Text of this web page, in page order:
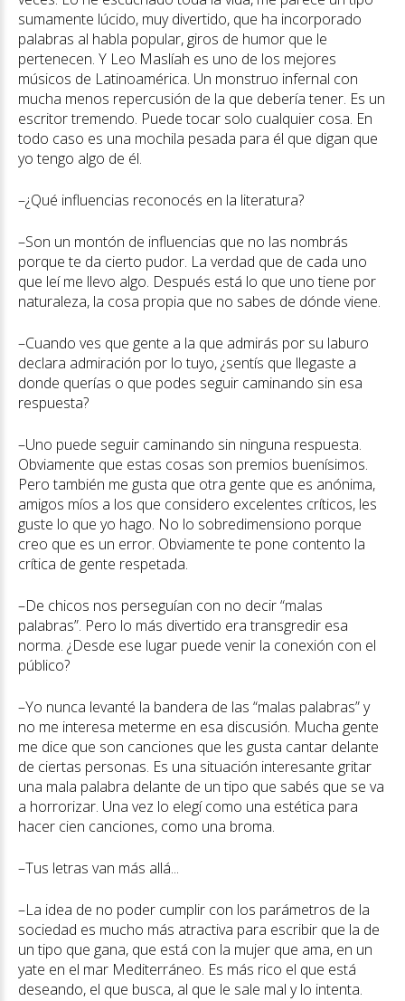
sumamente lúcido, muy divertido, que ha incorporado
palabras al habla popular, giros de humor que le
pertenecen. Y Leo Maslíah es uno de los mejores
músicos de Latinoamérica. Un monstruo infernal con
mucha menos repercusión de la que debería tener. Es un
escritor tremendo. Puede tocar solo cualquier cosa. En
todo caso es una mochila pesada para él que digan que
yo tengo algo de él.
–¿Qué influencias reconocés en la literatura?
–Son un montón de influencias que no las nombrás
porque te da cierto pudor. La verdad que de cada uno
que leí me llevo algo. Después está lo que uno tiene por
naturaleza, la cosa propia que no sabes de dónde viene.
–Cuando ves que gente a la que admirás por su laburo
declara admiración por lo tuyo, ¿sentís que llegaste a
donde querías o que podes seguir caminando sin esa
respuesta?
–Uno puede seguir caminando sin ninguna respuesta.
Obviamente que estas cosas son premios buenísimos.
Pero también me gusta que otra gente que es anónima,
amigos míos a los que considero excelentes críticos, les
guste lo que yo hago. No lo sobredimensiono porque
creo que es un error. Obviamente te pone contento la
crítica de gente respetada.
–De chicos nos perseguían con no decir “malas
palabras”. Pero lo más divertido era transgredir esa
norma. ¿Desde ese lugar puede venir la conexión con el
público?
–Yo nunca levanté la bandera de las “malas palabras” y
no me interesa meterme en esa discusión. Mucha gente
me dice que son canciones que les gusta cantar delante
de ciertas personas. Es una situación interesante gritar
una mala palabra delante de un tipo que sabés que se va
a horrorizar. Una vez lo elegí como una estética para
hacer cien canciones, como una broma.
–Tus letras van más allá...
–La idea de no poder cumplir con los parámetros de la
sociedad es mucho más atractiva para escribir que la de
un tipo que gana, que está con la mujer que ama, en un
yate en el mar Mediterráneo. Es más rico el que está
deseando, el que busca, al que le sale mal y lo intenta.